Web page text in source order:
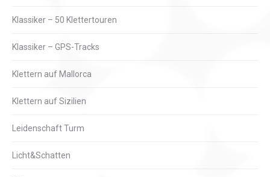
Klassiker – 50 Klettertouren
Klassiker – GPS-Tracks
Klettern auf Mallorca
Klettern auf Sizilien
Leidenschaft Turm
Licht&Schatten